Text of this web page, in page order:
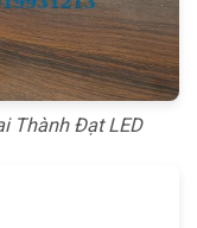
Thành Đạt LED